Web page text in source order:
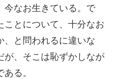
今なお生きている。で
とについて、十分なお
と問われるに違いな
が、そこは恥ずかしなが
る。